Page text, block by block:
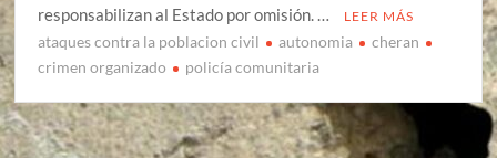
responsabilizan al Estado por omisión. …
LEER MÁS
ataques contra la poblacion civil autonomia
cheran
crimen organizado
policía comunitaria